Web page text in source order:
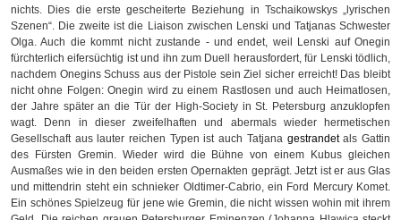
nichts. Dies die erste gescheiterte Beziehung in Tschaikowskys „lyrischen
Szenen“. Die zweite ist die Liaison zwischen Lenski und Tatjanas Schwester
Olga. Auch die kommt nicht zustande - und endet, weil Lenski auf Onegin
fürchterlich eifersüchtig ist und ihn zum Duell herausfordert, für Lenski tödlich,
nachdem Onegins Schuss aus der Pistole sein Ziel sicher erreicht! Das bleibt
nicht ohne Folgen: Onegin wird zu einem Rastlosen und auch Heimatlosen,
der Jahre später an die Tür der High-Society in St. Petersburg anzuklopfen
wagt. Denn in dieser zweifelhaften und abermals wieder hermetischen
Gesellschaft aus lauter reichen Typen istauch Tatjana gestrandetals Gattin
des Fürsten Gremin. Wiederwird die Bühne von einem Kubus gleichen
Ausmaßes wie in den beiden ersten Opernakten geprägt. Jetzt ist er aus Glas
und mittendrin steht ein schnieker Oldtimer-Cabrio, ein Ford Mercury Komet.
Ein schönes Spielzeug für jene wie Gremin, die nicht wissen wohin mit ihrem